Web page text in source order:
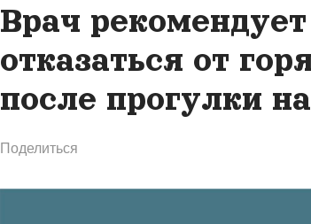
Врач рекомендует
отказаться от
после прогулки
Поделиться